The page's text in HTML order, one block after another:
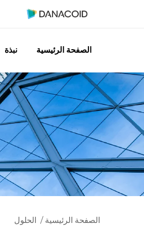
الصفحة الرئيسية نبذة
الصفحة الرئيسية / الحلول